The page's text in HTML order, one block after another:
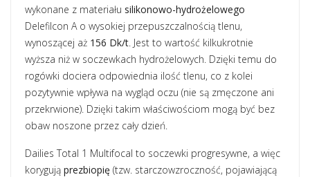
wykonane z materiału silikonowo-hydrożelowego
Delefilcon A o wysokiej przepuszczalnością tlenu,
wynoszącej aż 156 Dk/t. Jest to wartość kilkukrotnie
wyższa niż w soczewkach hydrożelowych. Dzięki temu do
rogówki dociera odpowiednia ilość tlenu, co z kolei
pozytywnie wpływa na wygląd oczu (nie są zmęczone ani
przekrwione). Dzięki takim właściwościom mogą być bez
obaw noszone przez cały dzień.
Dailies Total 1 Multifocal to soczewki progresywne, a więc
korygują prezbiopię (tzw. starczowzroczność, pojawiającą